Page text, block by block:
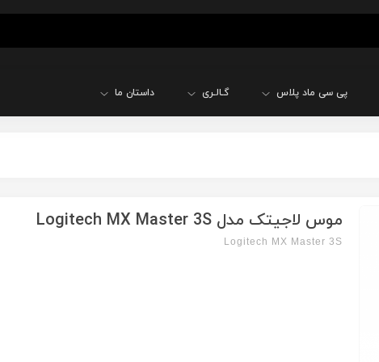
پی سی ماد پلاس گـالـری داستان ما
موس لاجیتک مدل Logitech MX Master 3S
Logitech MX Master 3S